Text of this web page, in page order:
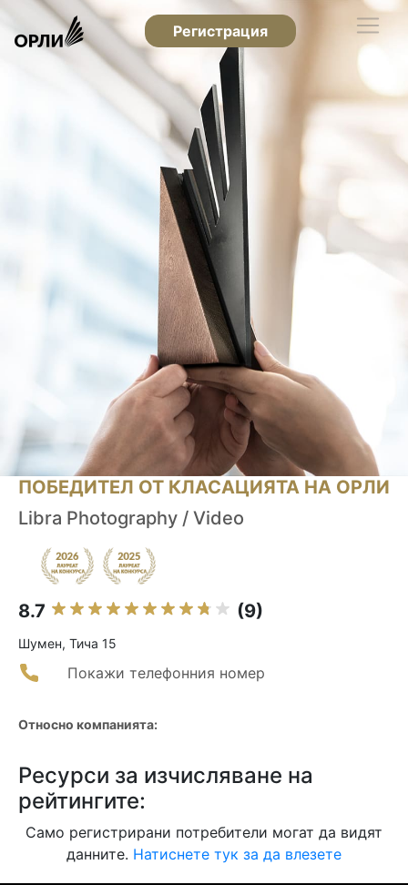
Регистрация
ПОБЕДИТЕЛ ОТ КЛАСАЦИЯТА НА ОРЛИ
Libra Photography / Video
8.7 (9)
Шумен, Тича 15
Покажи телефонния номер
Относно компанията:
Ресурси за изчисляване на
рейтингите:
Само регистрирани потребители могат да видят
данните. Натиснете тук за да влезете